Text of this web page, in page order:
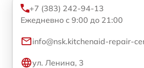
+7 (383) 242-94-13
Ежедневно с 9:00 до 21:00
info@nsk.kitchenaid-repair-
ул. Ленина, 3